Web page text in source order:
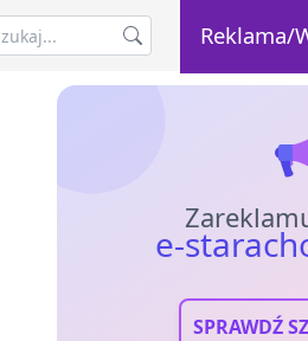
Reklama/
e-
SPRAWDŹ